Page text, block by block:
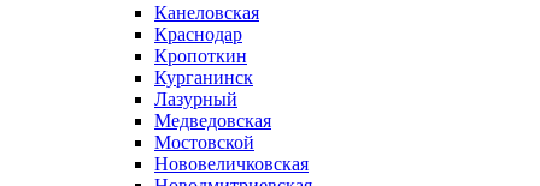
Канеловская
Краснодар
Кропоткин
Курганинск
Лазурный
Медведовская
Мостовской
Нововеличковская